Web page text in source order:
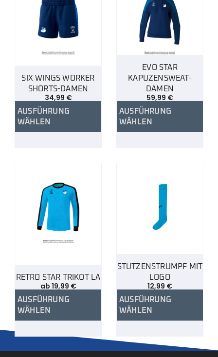
SIX WINGS WORKER
SHORTS-DAMEN
34,99 €
AUSFÜHRUNG
WÄHLEN
EVO STAR
KAPUZENSWEAT-
DAMEN
59,99 €
AUSFÜHRUNG
WÄHLEN
RETRO STAR TRIKOT LA
ab 19,99 €
AUSFÜHRUNG
WÄHLEN
STUTZENSTRUMPF MIT
LOGO
12,99 €
AUSFÜHRUNG
WÄHLEN